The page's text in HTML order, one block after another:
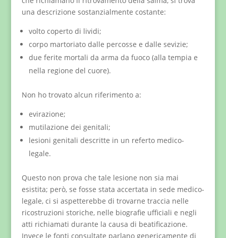
una descrizione sostanzialmente costante:
volto coperto di lividi;
corpo martoriato dalle percosse e dalle sevizie;
due ferite mortali da arma da fuoco (alla tempia e
nella regione del cuore).
Non ho trovato alcun riferimento a:
evirazione;
mutilazione dei genitali;
lesioni genitali descritte in un referto medico-
legale.
Questo non prova che tale lesione non sia mai
esistita; però, se fosse stata accertata in sede medico-
legale, ci si aspetterebbe di trovarne traccia nelle
ricostruzioni storiche, nelle biografie ufficiali e negli
atti richiamati durante la causa di beatificazione.
Invece le fonti consultate parlano genericamente di